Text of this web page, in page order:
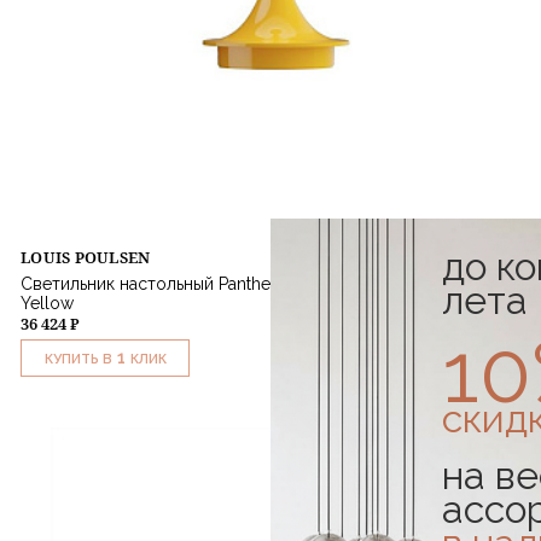
LOUIS POULSEN
Светильник настольный Panthella 160 Portable Lamp Opaque
Yellow
36 424 ₽
КУПИТЬ В 1 КЛИК
до
лета
на